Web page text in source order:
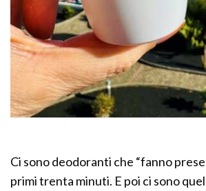
Ci sono deodoranti che “fanno
primi trenta minuti. E poi ci sono